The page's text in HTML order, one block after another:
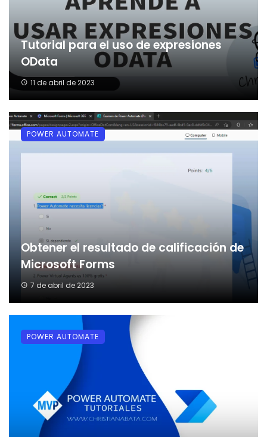
Tutorial para el uso de expresiones
OData
11 de abril de 2023
Obtener el resultado de calificación de
Microsoft Forms
7 de abril de 2023
POWER AUTOMATE
POWER AUTOMATE